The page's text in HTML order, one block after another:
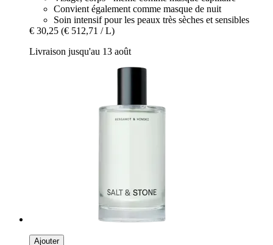
Convient également comme masque de nuit
Soin intensif pour les peaux très sèches et sensibles
€ 30,25 (€ 512,71 / L)
Livraison jusqu'au 13 août
Ajouter